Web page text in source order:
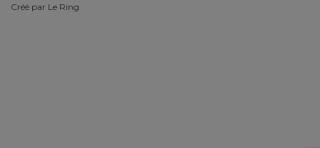
Créé par Le Ring